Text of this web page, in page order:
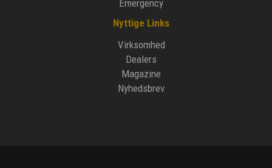
Emergency
Nyttige Links
Virksomhed
Dealers
Magazine
Nyhedsbrev